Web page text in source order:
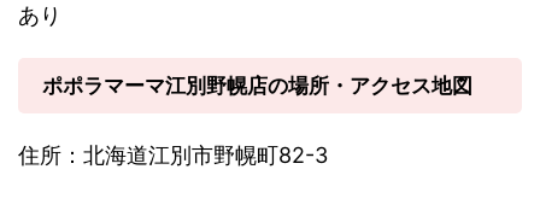
あり
ポポラマーマ江別野幌店の場所・アクセス地図
住所：北海道江別市野幌町82-3